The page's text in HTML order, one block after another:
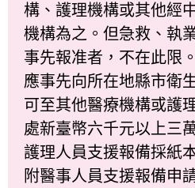
構、護理機構或其他經
機構為之。但急救、執
事先報准者，不在此限
應事先向所在地縣市衛
可至其他醫療機構或護
處新臺幣六千元以上三
護理人員支援報備採紙
附醫事人員支援報備申